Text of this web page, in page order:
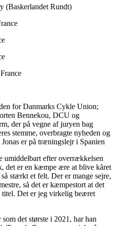
(Baskerlandet Rundt)
for Danmarks Cykle Union;
Bennekou, DCU og
der på vegne af juryen bag
stemme, overbragte nyheden og
er på træningslejr i Spanien
umiddelbart efter overrækkelsen
det er en kæmpe ære at blive kåret
stærkt et felt. Der er mange sejre,
så det er kæmpestort at det
titel. Det er jeg virkelig beæret
det største i 2021, har han